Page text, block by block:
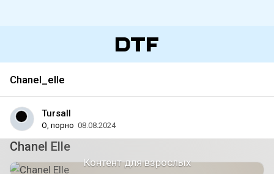
Chanel_elle
Tursall
О, порно 08.08.2024
Chanel Elle
Контент для взрослых